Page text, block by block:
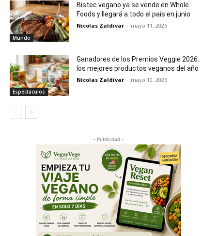
Mundo
Bistec vegano ya se vende en Whole
Foods y llegará a todo el país en junio
Nicolas Zaldivar - mayo 11, 2026
Espectáculos
Ganadores de los Premios Veggie 2026:
los mejores productos veganos del año
Nicolas Zaldivar - mayo 10, 2026
- Publicidad -